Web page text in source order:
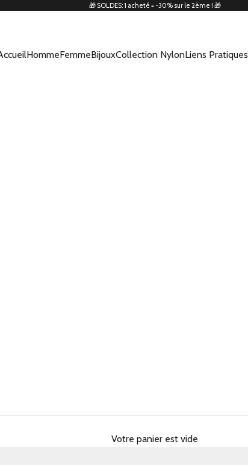
🎁 SOLDES: 1 acheté = -30% sur le 2ème ! 🎁
HommeFemmeBijouxCollection NylonLiens Pratiques
Votre panier est vide